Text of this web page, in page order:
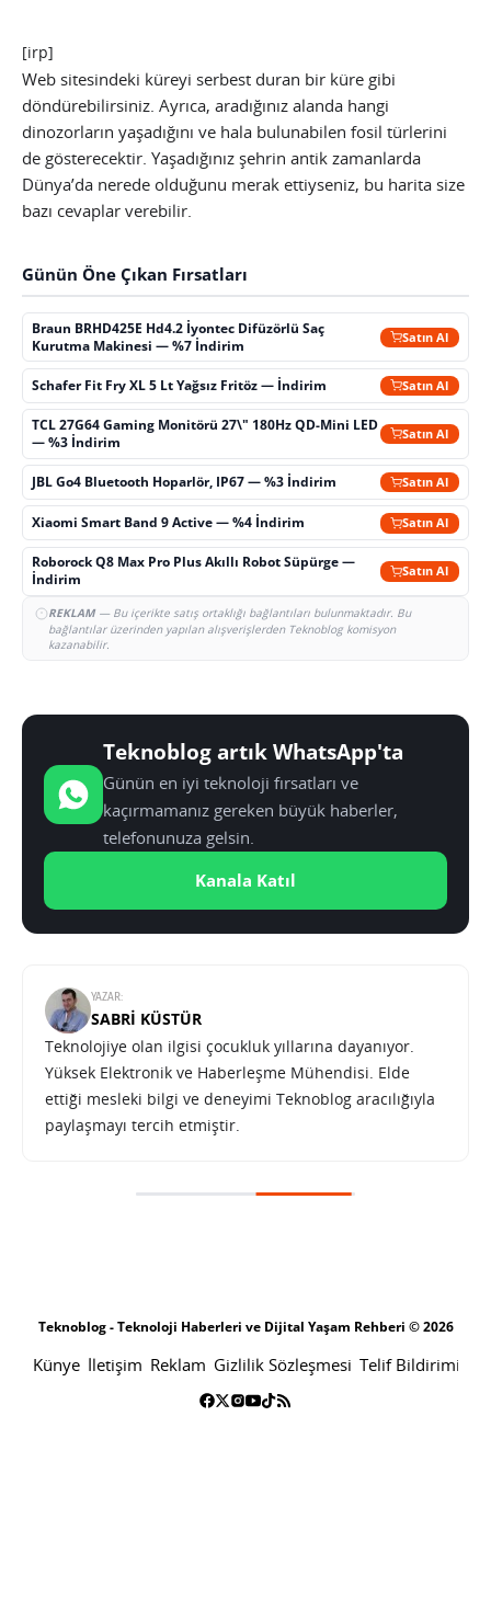
[irp]
Web sitesindeki küreyi serbest duran bir küre gibi
döndürebilirsiniz. Ayrıca, aradığınız alanda hangi
dinozorların yaşadığını ve hala bulunabilen fosil türlerini
de gösterecektir. Yaşadığınız şehrin antik zamanlarda
Dünya’da nerede olduğunu merak ettiyseniz, bu harita size
bazı cevaplar verebilir.
Günün Öne Çıkan Fırsatları
Braun BRHD425E Hd4.2 İyontec Difüzörlü Saç
Kurutma Makinesi — %7 İndirim
Satın Al
Schafer Fit Fry XL 5 Lt Yağsız Fritöz — İndirim Satın Al
TCL 27G64 Gaming Monitörü 27\" 180Hz QD-Mini LED
— %3 İndirim
Satın Al
JBL Go4 Bluetooth Hoparlör, IP67 — %3 İndirim Satın Al
Xiaomi Smart Band 9 Active — %4 İndirim Satın Al
Roborock Q8 Max Pro Plus Akıllı Robot Süpürge —
İndirim
Satın Al
REKLAM— Bu içerikte satış ortaklığı bağlantıları bulunmaktadır. Bu
bağlantılar üzerinden yapılan alışverişlerden Teknoblog komisyon
kazanabilir.
Teknoblog artık WhatsApp'ta
Günün en iyi teknoloji fırsatları ve
kaçırmamanız gereken büyük haberler,
telefonunuza gelsin.
Kanala Katıl
YAZAR:
SABRI KÜSTÜR
Teknolojiye olan ilgisi çocukluk yıllarına dayanıyor.
Yüksek Elektronik ve Haberleşme Mühendisi. Elde
ettiği mesleki bilgi ve deneyimi Teknoblog aracılığıyla
paylaşmayı tercih etmiştir.
Mayıs’ta kaçırılmayacak teknolojik
ürünler ve beyaz eşyalar
16 MAYIS 2023 14:00 PAYLAŞ: